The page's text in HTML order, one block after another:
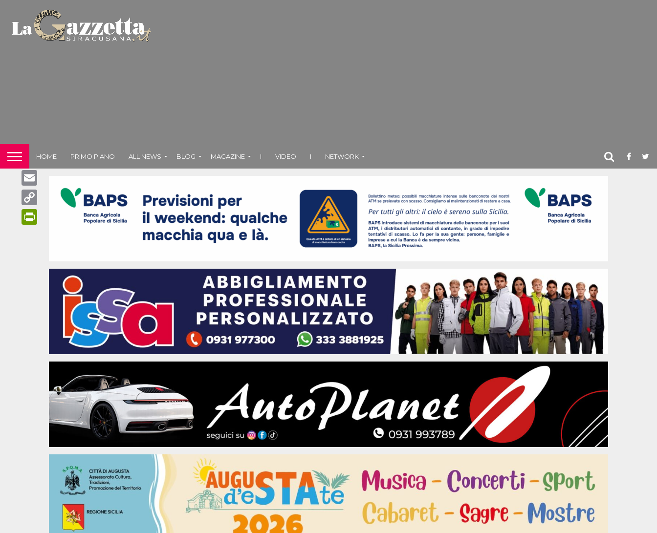
HOME PRIMO PIANO ALL NEWS BLOG MAGAZINE I VIDEO I NETWORK
X
LinkedIn
Email
Copy